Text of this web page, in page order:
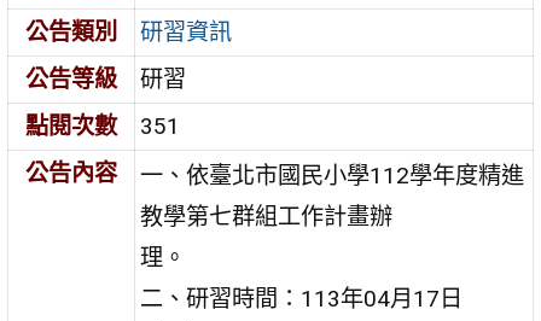
公告類別
研習資訊
公告等級
研習
點閱次數
351
公告內容
一、依臺北市國民小學112學年度精進
教學第七群組工作計畫辦
理。
二、研習時間：113年04月17日